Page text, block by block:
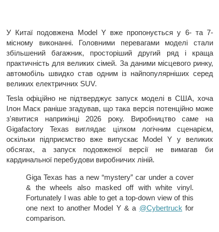
У Китаї подовжена Model Y вже пропонується у 6- та 7-
місному виконанні. Головними перевагами моделі стали
збільшений багажник, просторіший другий ряд і краща
практичність для великих сімей. За даними місцевого ринку,
автомобіль швидко став одним із найпопулярніших серед
великих електричних SUV.
Tesla офіційно не підтверджує запуск моделі в США, хоча
Ілон Маск раніше згадував, що така версія потенційно може
з'явитися наприкінці 2026 року. Виробництво саме на
Gigafactory Texas виглядає цілком логічним сценарієм,
оскільки підприємство вже випускає Model Y у великих
обсягах, а запуск подовженої версії не вимагав би
кардинальної перебудови виробничих ліній.
Giga Texas has a new “mystery” car under a cover
& the wheels also masked off with white vinyl.
Fortunately I was able to get a top-down view of this
one next to another Model Y & a @Cybertruck for
comparison.